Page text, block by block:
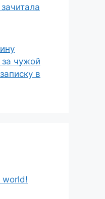
за чужой
в
world!